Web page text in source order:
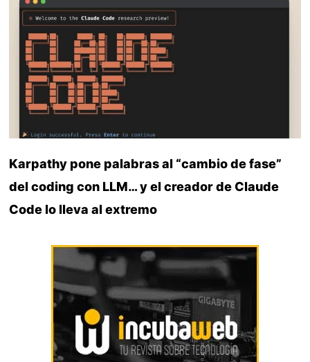
Karpathy pone palabras al “cambio de fase”
del coding con LLM… y el creador de Claude
Code lo lleva al extremo